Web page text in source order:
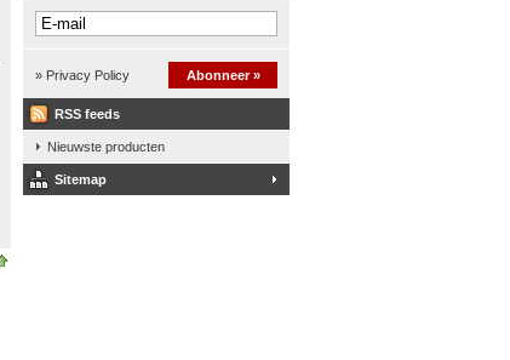
» Privacy Policy Abonneer »
RSS feeds
Nieuwste producten
Sitemap